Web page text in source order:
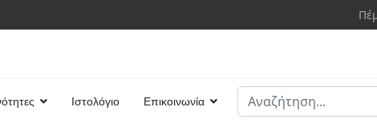
Ιστολόγιο Επικοινωνία
Αναζήτηση